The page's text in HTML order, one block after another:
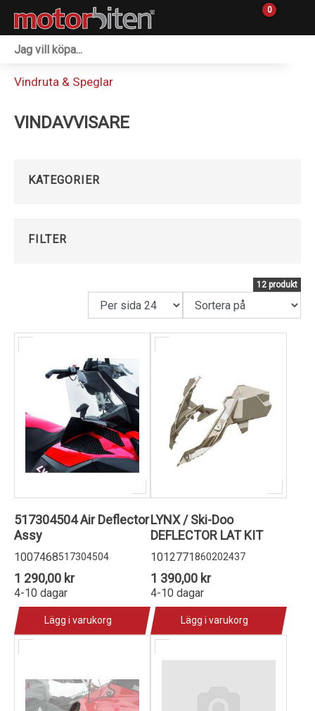
0
Kundservice
Vindruta & Speglar
VINDAVVISARE
KATEGORIER
FILTER
12 produkt
517304504 Air Deflector
Assy
1007468517304504
1 290,00 kr
4-10 dagar
Lägg i varukorg
LYNX / Ski-Doo
DEFLECTOR LAT KIT
1012771860202437
1 390,00 kr
4-10 dagar
Lägg i varukorg